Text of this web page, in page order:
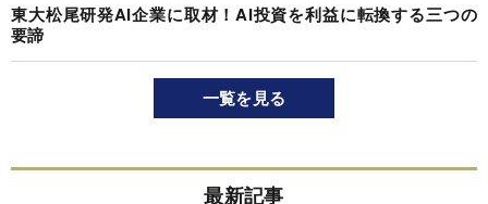
東大松尾研発AI企業に取材！AI投資を利益に転換する三つの
要諦
一覧を見る
最新記事